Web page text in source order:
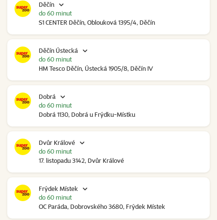
Děčín
S1 CENTER Děčín, Oblouková 1395/4, Děčín
do 60 minut
Děčín Ústecká
HM Tesco Děčín, Ústecká 1905/8, Děčín IV
do 60 minut
Dobrá
Dobrá 1130, Dobrá u Frýdku-Místku
do 60 minut
Dvůr Králové
17. listopadu 3142, Dvůr Králové
do 60 minut
Frýdek Místek
OC Paráda, Dobrovského 3680, Frýdek Místek
do 60 minut